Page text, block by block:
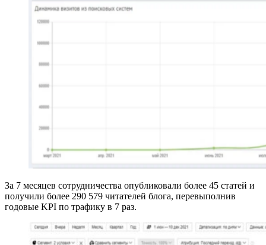
За 7 месяцев сотрудничества опубликовали более 45 статей и
получили более 290 579 читателей блога, перевыполнив
годовые KPI по трафику в 7 раз.